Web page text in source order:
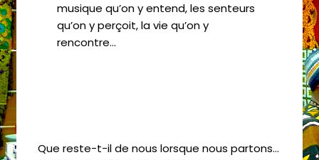
musique qu’on y entend, les senteurs
qu’on y perçoit, la vie qu’on y
rencontre…
Que reste-t-il de nous lorsque nous partons…